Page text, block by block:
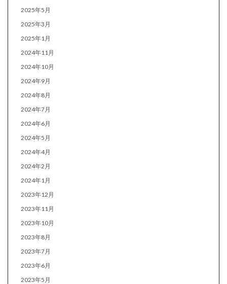
2025年5月
2025年3月
2025年1月
2024年11月
2024年10月
2024年9月
2024年8月
2024年7月
2024年6月
2024年5月
2024年4月
2024年2月
2024年1月
2023年12月
2023年11月
2023年10月
2023年8月
2023年7月
2023年6月
2023年5月